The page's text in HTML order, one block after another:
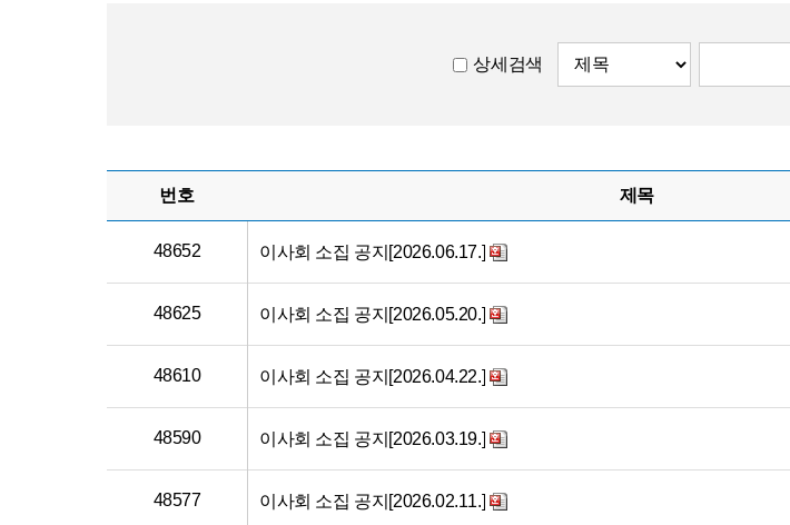
상세검색
번호 제목
48652 이사회 소집 공지[2026.06.17.]
48625 이사회 소집 공지[2026.05.20.]
48610 이사회 소집 공지[2026.04.22.]
48590 이사회 소집 공지[2026.03.19.]
48577 이사회 소집 공지[2026.02.11.]